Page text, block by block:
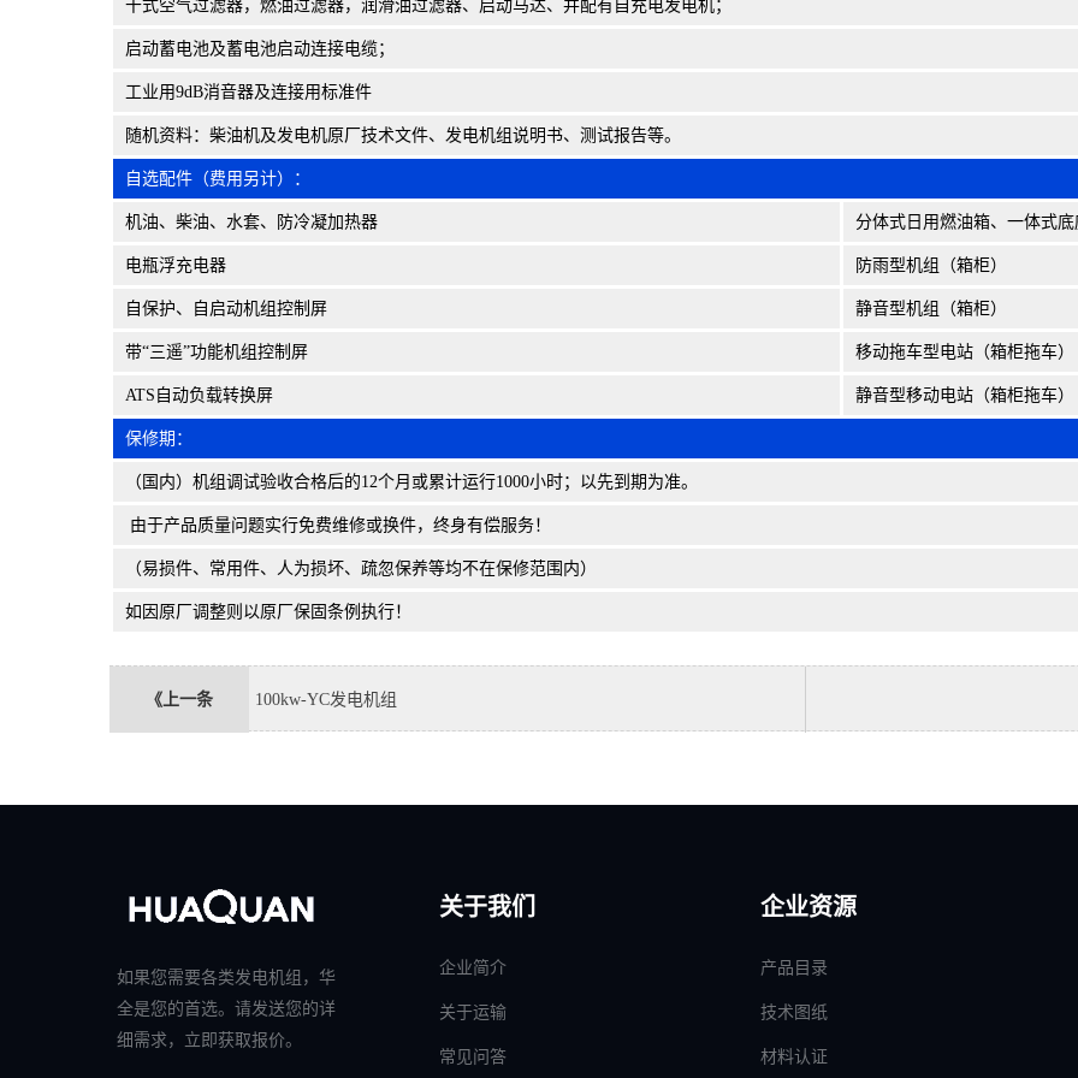
干式空气过滤器，燃油过滤器，润滑油过滤器、启动马达、并配有自充电发电机；
启动蓄电池及蓄电池启动连接电缆；
工业用9dB消音器及连接用标准件
随机资料：柴油机及发电机原厂技术文件、发电机组说明书、测试报告等。
自选配件（费用另计）：
机油、柴油、水套、防冷凝加热器 分体式日用燃油箱、一体式
电瓶浮充电器 防雨型机组（箱柜）
自保护、自启动机组控制屏 静音型机组（箱柜）
带“三遥”功能机组控制屏 移动拖车型电站（箱柜拖车）
ATS自动负载转换屏 静音型移动电站（箱柜拖车）
保修期：
（国内）机组调试验收合格后的12个月或累计运行1000小时；以先到期为准。
由于产品质量问题实行免费维修或换件，终身有偿服务！
（易损件、常用件、人为损坏、疏忽保养等均不在保修范围内）
如因原厂调整则以原厂保固条例执行！
《上一条 100kw-YC发电机组
如果您需要各类发电机组，华
全是您的首选。请发送您的详
细需求，立即获取报价。
关于我们
企业简介
关于运输
常见问答
企业资源
产品目录
技术图纸
材料认证